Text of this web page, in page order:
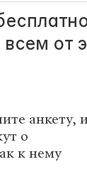
от
анкету,
о
к нему